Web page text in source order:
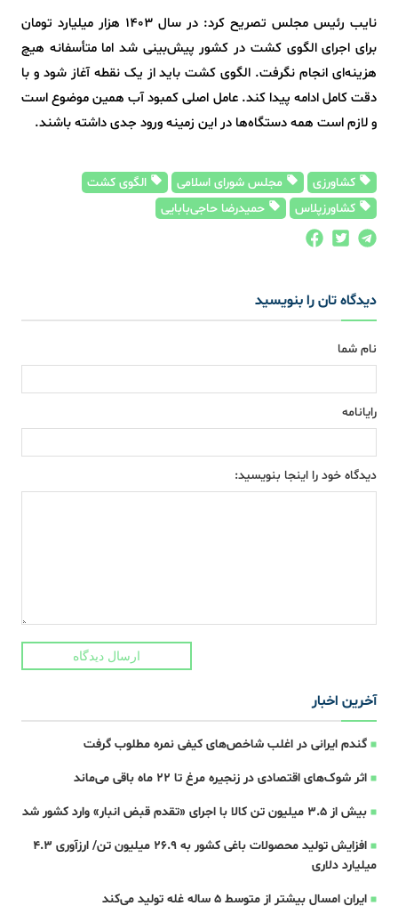
نایب رئیس مجلس تصریح کرد: در سال ۱۴۰۳ هزار میلیارد تومان
برای اجرای الگوی کشت در کشور پیش‌بینی شد اما متأسفانه هیچ
هزینه‌ای انجام نگرفت. الگوی کشت باید از یک نقطه آغاز شود و با
دقت کامل ادامه پیدا کند. عامل اصلی کمبود آب همین موضوع است
و لازم است همه دستگاه‌ها در این زمینه ورود جدی داشته باشند.
کشاورزی مجلس شورای اسلامی
الگوی کشت
کشاورزپلاس
حمیدرضا حاجی‌بابایی
دیدگاه تان را بنویسید
نام شما
رایانامه
دیدگاه خود را اینجا بنویسید:
ارسال دیدگاه
آخرین اخبار
گندم ایرانی در اغلب شاخص‌های کیفی نمره مطلوب گرفت
اثر شوک‌های اقتصادی در زنجیره مرغ تا 22 ماه باقی می‌ماند
بیش از ۳.۵ میلیون تن کالا با اجرای «تقدم قبض انبار» وارد کشور شد
افزایش تولید محصولات باغی کشور به ۲۶.۹ میلیون تن/ ارزآوری ۴.۳
میلیارد دلاری
ایران امسال بیشتر از متوسط 5 ساله غله تولید می‌کند